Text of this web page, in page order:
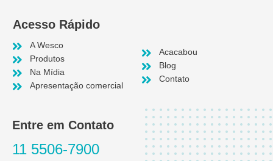
Acesso Rápido
A Wesco
Produtos
Na Mídia
Apresentação comercial
Acacabou
Blog
Contato
Entre em Contato
11 5506-7900